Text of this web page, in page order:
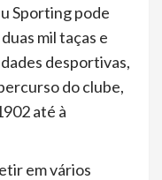
Sporting pode
mil taças e
desportivas,
do clube,
até à
em vários